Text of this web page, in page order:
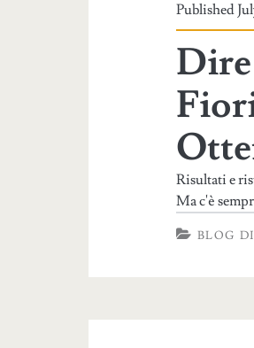
Published
Risultati e
Ma c'è
BLOG